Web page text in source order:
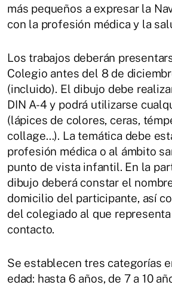
más pequeños a expresar la
con la profesión médica y la
Los trabajos deberán
Colegio antes del 8 de
(incluido). El dibujo debe
DIN A-4 y podrá utilizarse
(lápices de colores, ceras,
collage…). La temática debe
profesión médica o al ámbito
punto de vista infantil. En la
dibujo deberá constar el
domicilio del participante, así
del colegiado al que
contacto.
Se establecen tres categorías
edad: hasta 6 años, de 7 a 10